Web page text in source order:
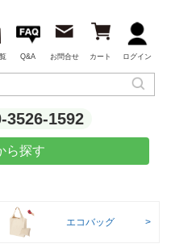
Q&A お問合せ カート ログイン
3526-1592
ら探す
エコバッグ